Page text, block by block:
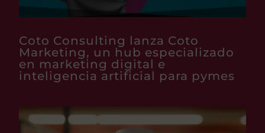
Coto Consulting lanza Coto
Marketing, un hub especializado
en marketing digital e
inteligencia artificial para pymes